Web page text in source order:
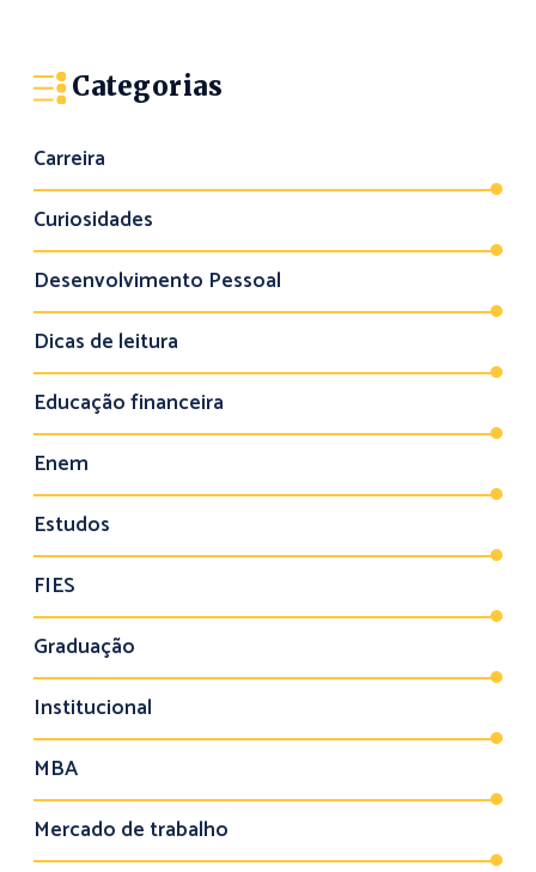
Categorias
Carreira
Curiosidades
Desenvolvimento Pessoal
Dicas de leitura
Educação financeira
Enem
Estudos
FIES
Graduação
Institucional
MBA
Mercado de trabalho